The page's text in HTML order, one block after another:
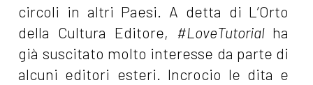
circoli in altri Paesi. A detta di L’Orto
della Cultura Editore, #LoveTutorialha
già suscitato molto interesse da parte di
alcuni editori esteri. Incrocio le dita e